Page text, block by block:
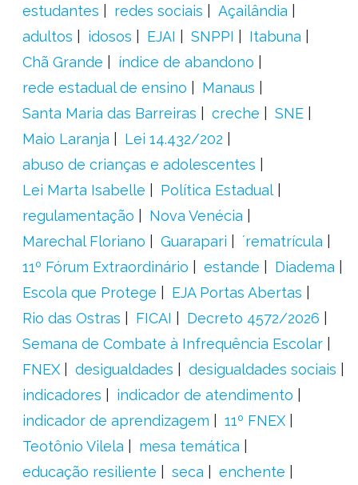
estudantes
redes sociais
Açailândia
adultos
idosos EJAI SNPPI
Itabuna
Chã Grande
índice de abandono
rede estadual de ensino
Manaus
Santa Maria das Barreiras
creche
SNE
Maio Laranja
Lei 14.432/202
abuso de crianças e adolescentes
Lei Marta Isabelle
Política Estadual
regulamentação
Nova Venécia
Marechal Floriano
Guarapari
´rematrícula
11º Fórum Extraordinário
estande
Diadema
Escola que Protege
EJA Portas Abertas
Rio das Ostras
FICAI
Decreto 4572/2026
Semana de Combate à Infrequência Escolar
FNEX
desigualdades
desigualdades sociais
indicadores
indicador de atendimento
indicador de aprendizagem
11º FNEX
Teotônio Vilela
mesa temática
educação resiliente
seca
enchente